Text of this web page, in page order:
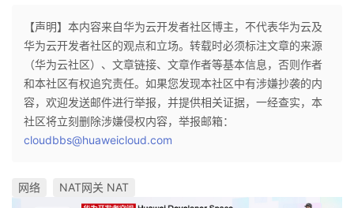
【声明】本内容来自华为云开发者社区博主，不代表华为云及
华为云开发者社区的观点和立场。转载时必须标注文章的来源
（华为云社区）、文章链接、文章作者等基本信息，否则作者
和本社区有权追究责任。如果您发现本社区中有涉嫌抄袭的内
容，欢迎发送邮件进行举报，并提供相关证据，一经查实，本
社区将立刻删除涉嫌侵权内容，举报邮箱：
cloudbbs@huaweicloud.com
网络 NAT网关 NAT